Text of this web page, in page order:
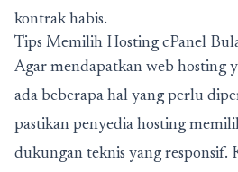
kontrak habis.
Tips Memilih Hosting cPanel
Agar mendapatkan web hosting
ada beberapa hal yang perlu
pastikan penyedia hosting
dukungan teknis yang responsif.